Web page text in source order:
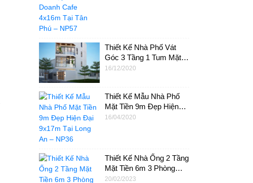
Thiết Kế Nhà Phố Vát
Góc 3 Tầng 1 Tum Mặt
Tiền 4m Tại Quận 11 –
16/12/2020
Thiết Kế Mẫu Nhà Phố
Mặt Tiền 9m Đẹp Hiện
Đại 9x17m Tại Long An –
16/04/2020
Thiết Kế Nhà Ống 2 Tầng
Mặt Tiền 6m 3 Phòng
Ngủ Tại Bình Phước –
20/02/2023